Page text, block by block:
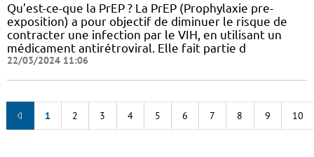
Qu’est-ce-que la PrEP ? La PrEP (Prophylaxie pre-
exposition) a pour objectif de diminuer le risque de
contracter une infection par le VIH, en utilisant un
médicament antirétroviral. Elle fait partie d
22/03/2024 11:06
1 2 3 4 5 6 7 8 9 10